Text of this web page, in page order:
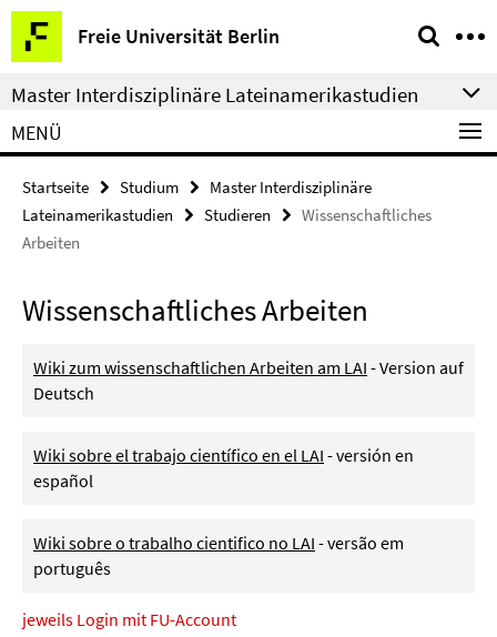
Springe
direkt
zu
Inhalt
Freie Universität Berlin
Service-
Navigation
Master Interdisziplinäre Lateinamerikastudien
MENÜ
Startseite Studium
Master Interdisziplinäre
Lateinamerikastudien
Studieren
Wissenschaftliches
Arbeiten
Wissenschaftliches Arbeiten
Wiki zum wissenschaftlichen Arbeiten am LAI - Version auf
Deutsch
Wiki sobre el trabajo científico en el LAI - versión en
español
Wiki sobre o trabalho cientifico no LAI - versão em
português
jeweils Login mit FU-Account